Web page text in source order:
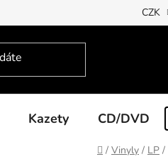
CZK
Kazety CD/DVD
Domů
/ Vinyly / LP /